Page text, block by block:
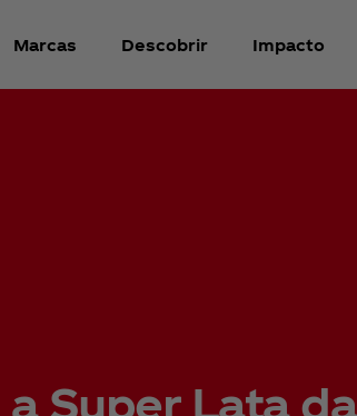
Marcas Descobrir Impacto
Super Lata da